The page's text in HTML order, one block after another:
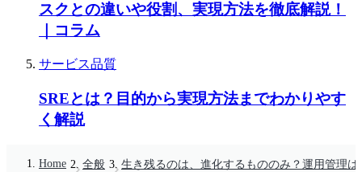
スクとの違いや役割、実現方法を徹底解説！
｜コラム
サービス品質
SREとは？目的から実現方法までわかりやす
く解説
Home 全般 生き残るのは、進化するもののみ？運用管理